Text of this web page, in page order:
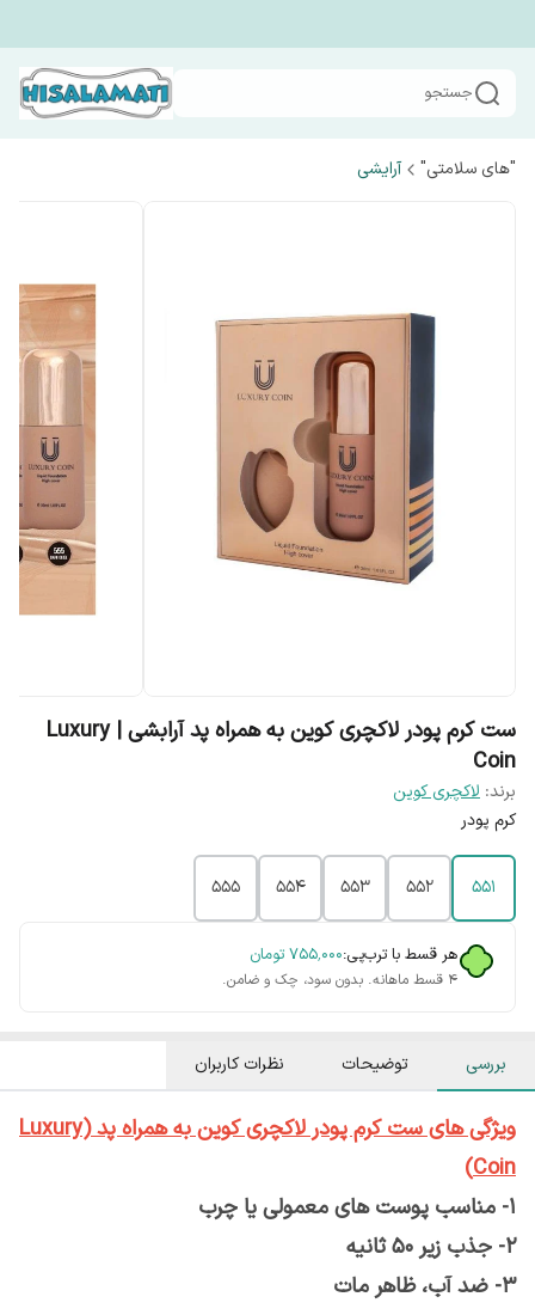
جستجو
"های سلامتی" آرایشی
ست کرم پودر لاکچری کوین به همراه پد آرابشی | Luxury
Coin
برند: لاکچری کوین
کرم پودر
551
552
553
554
555
هر قسط با ترب‌پی:۷۵۵٬۰۰۰ تومان
۴ قسط ماهانه. بدون سود، چک و ضامن.
بررسی توضیحات نظرات کاربران
ویژگی های ست کرم پودر لاکچری کوین به همراه پد (Luxury
Coin)
1- مناسب پوست های معمولی یا چرب
2- جذب زیر ۵۰ ثانیه
3- ضد آب، ظاهر مات